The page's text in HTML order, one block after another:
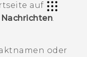
auf
Nachrichten
oder